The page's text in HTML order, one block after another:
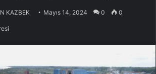
KAZBEK Mayıs 14, 2024 0 0